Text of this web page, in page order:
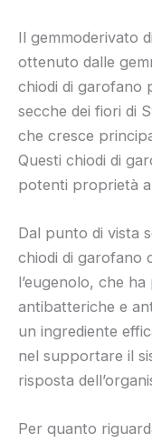
Il gemmoderivato
ottenuto dalle
chiodi di garofano
secche dei fiori di
che cresce
Questi chiodi di
potenti proprietà
Dal punto di vista
chiodi di garofano
l’eugenolo, che
antibatteriche e
un ingrediente
nel supportare il
risposta
Per quanto